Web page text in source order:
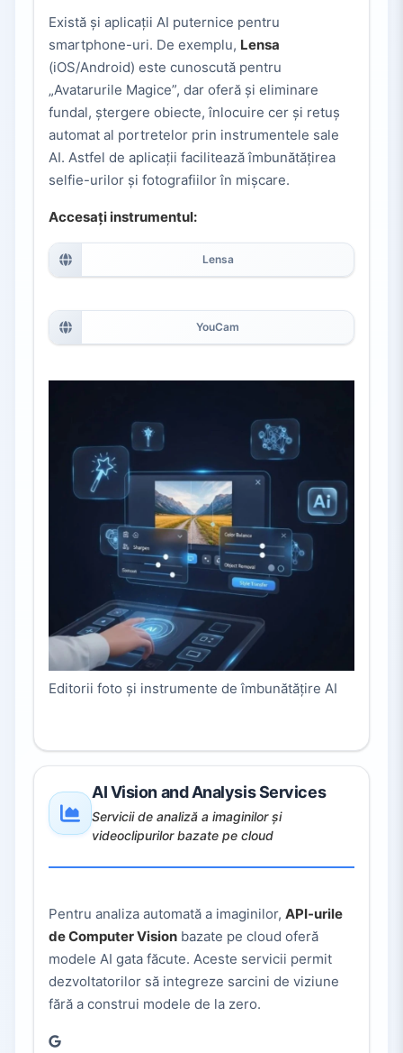
Există și aplicații AI puternice pentru
smartphone-uri. De exemplu, Lensa
(iOS/Android) este cunoscută pentru
„Avatarurile Magice”, dar oferă și eliminare
fundal, ștergere obiecte, înlocuire cer și retuș
automat al portretelor prin instrumentele sale
AI. Astfel de aplicații facilitează îmbunătățirea
selfie-urilor și fotografiilor în mișcare.
Accesați instrumentul:
Lensa
YouCam
Editorii foto și instrumente de îmbunătățire AI
AI Vision and Analysis Services
Servicii de analiză a imaginilor și
videoclipurilor bazate pe cloud
Pentru analiza automată a imaginilor, API-urile
de Computer Vision bazate pe cloud oferă
modele AI gata făcute. Aceste servicii permit
dezvoltatorilor să integreze sarcini de viziune
fără a construi modele de la zero.